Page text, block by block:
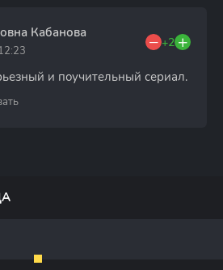
Кабанова
+2
и поучительный сериал.